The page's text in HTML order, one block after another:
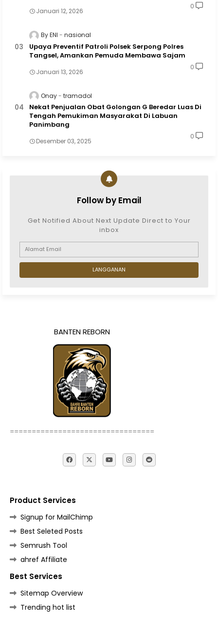
Januari 12, 2026
0
By ENI nasional
Upaya Preventif Patroli Polsek Serpong Polres
Tangsel, Amankan Pemuda Membawa Sajam
Januari 13, 2026
0
Onay tramadol
Nekat Penjualan Obat Golongan G Beredar Luas Di
Tengah Pemukiman Masyarakat Di Labuan
Panimbang
Desember 03, 2025
0
Follow by Email
Get Notified About Next Update Direct to Your
inbox
BANTEN REBORN
=================================
Product Services
Signup for MailChimp
Best Seleted Posts
Semrush Tool
ahref Affiliate
Best Services
Sitemap Overview
Trending hot list